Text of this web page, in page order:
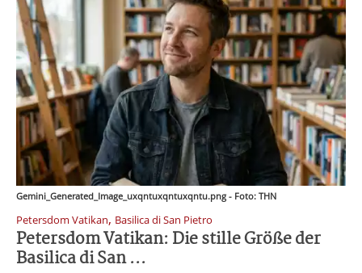
Gemini_Generated_Image_uxqntuxqntuxqntu.png - Foto: THN
Petersdom Vatikan, Basilica di San Pietro
Petersdom Vatikan: Die stille Größe der
Basilica di San ...